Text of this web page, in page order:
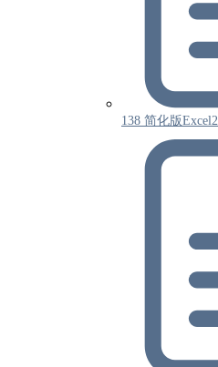
138 简化版Excel2